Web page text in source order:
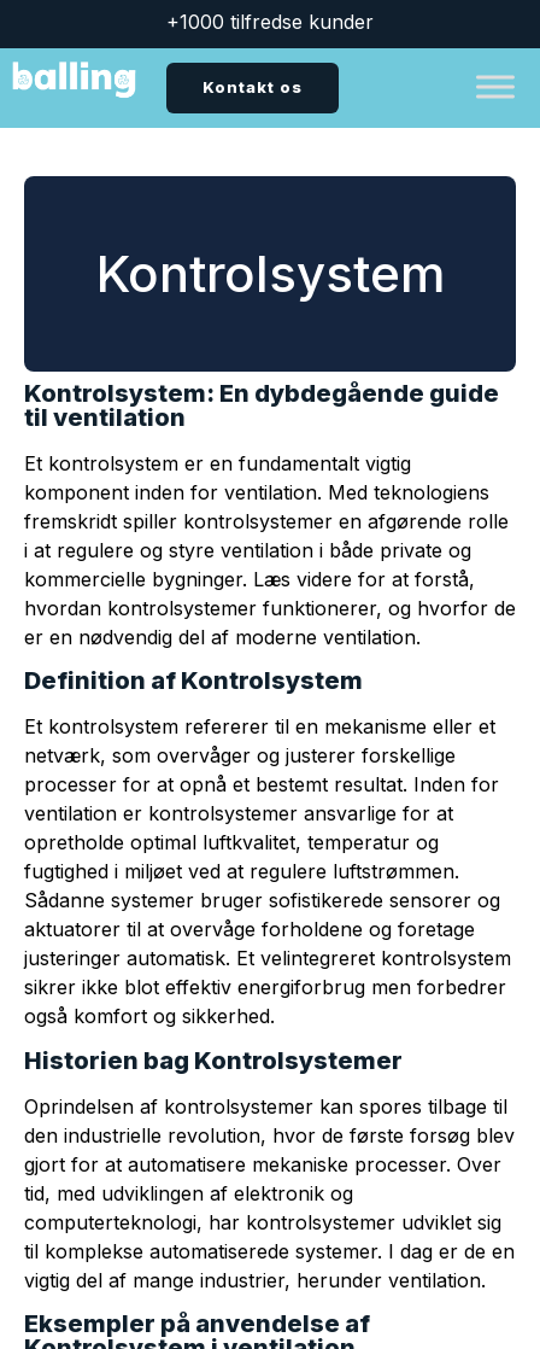
+1000 tilfredse kunder
Kontakt os
Kontrolsystem
Kontrolsystem: En dybdegående guide
til ventilation
Et kontrolsystem er en fundamentalt vigtig
komponent inden for ventilation. Med teknologiens
fremskridt spiller kontrolsystemer en afgørende rolle
i at regulere og styre ventilation i både private og
kommercielle bygninger. Læs videre for at forstå,
hvordan kontrolsystemer funktionerer, og hvorfor de
er en nødvendig del af moderne ventilation.
Definition af Kontrolsystem
Et kontrolsystem refererer til en mekanisme eller et
netværk, som overvåger og justerer forskellige
processer for at opnå et bestemt resultat. Inden for
ventilation er kontrolsystemer ansvarlige for at
opretholde optimal luftkvalitet, temperatur og
fugtighed i miljøet ved at regulere luftstrømmen.
Sådanne systemer bruger sofistikerede sensorer og
aktuatorer til at overvåge forholdene og foretage
justeringer automatisk. Et velintegreret kontrolsystem
sikrer ikke blot effektiv energiforbrug men forbedrer
også komfort og sikkerhed.
Historien bag Kontrolsystemer
Oprindelsen af kontrolsystemer kan spores tilbage til
den industrielle revolution, hvor de første forsøg blev
gjort for at automatisere mekaniske processer. Over
tid, med udviklingen af elektronik og
computerteknologi, har kontrolsystemer udviklet sig
til komplekse automatiserede systemer. I dag er de en
vigtig del af mange industrier, herunder ventilation.
Eksempler på anvendelse af